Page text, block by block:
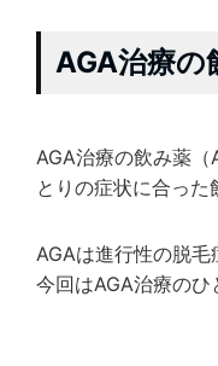
AGA治療の
AGA治療の飲み薬
とりの症状に合った
AGAは進行性の脱毛
今回はAGA治療のひ